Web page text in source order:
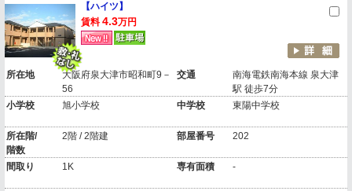
【ハイツ】
賃料 4.3万円
所在地
大阪府泉大津市昭和町9－
56
交通
南海電鉄南海本線 泉大津
駅 徒歩7分
小学校
旭小学校 中学校 東陽中学校
所在階/
階数
2階 / 2階建 部屋番号 202
間取り 1K 専有面積 -